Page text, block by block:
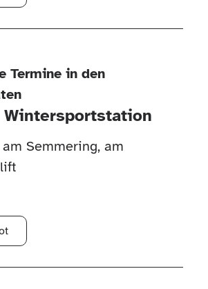
Termine in den
Semmering, am